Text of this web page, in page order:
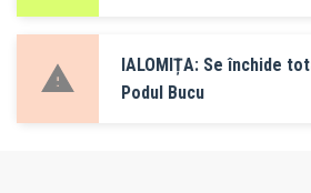
IALOMIȚA: Se închide
Podul Bucu